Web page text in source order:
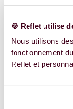
🍪 Reflet utilise
Nous utilisons
fonctionnement
Reflet et
Plus de